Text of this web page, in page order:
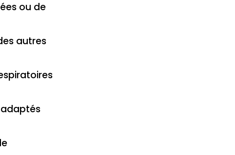
ou de
autres
adaptés